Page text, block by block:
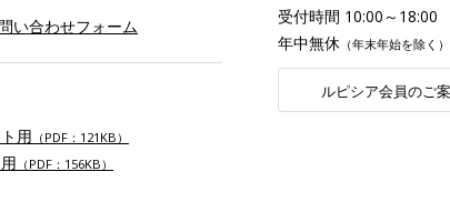
い合わせフォーム
用 （PDF：121KB）
（PDF：156KB）
受付時間 10:00～18:00
年中無休 （年末年始を除く）
ルピシア会員のご